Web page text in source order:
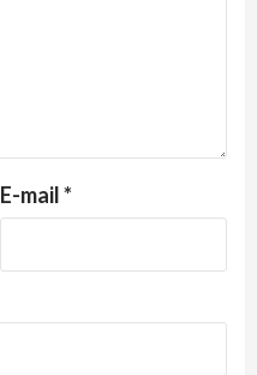
E-mail*